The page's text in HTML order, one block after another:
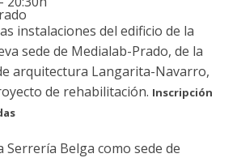
instalaciones del edificio de la
sede de Medialab-Prado, de la
arquitectura Langarita-Navarro,
de rehabilitación. Inscripción
Serrería Belga como sede de